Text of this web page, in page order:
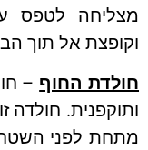
לטפס על
אל תוך
החוף–
חולדה זו
לפני השטח.